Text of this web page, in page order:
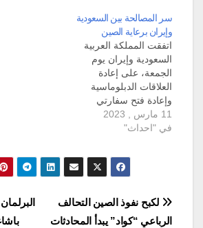
قطر، وفعل الأمير قطر
الشيء نفسه مع الوفد
الرئاسي المرافق للرئيس
السيسي. بعد ذلك، قاد
الرئيس المصري السيسي
الأمير قطر إلى قاعة
كبار…
سر المصالحة بين السعودية
وإيران برعاية الصين
اتفقت المملكة العربية
السعودية وإيران يوم
الجمعة، على إعادة
العلاقات الدبلوماسية
وإعادة فتح سفارتي
البلدين، بحسب بيان
مشترك صدر في بكين
السعودية الرسمية. وحمل
البيان المشترك الثادر في
توقيع كل من وانغ بي
عضو المكتب السياسي
للجنة المركزية ومدير
11 مارس , 2023
في "احداث"
تصفّح
لكبح نفوذ الصين التحالف
الرباعي “كواد” يبدأ المحادثات